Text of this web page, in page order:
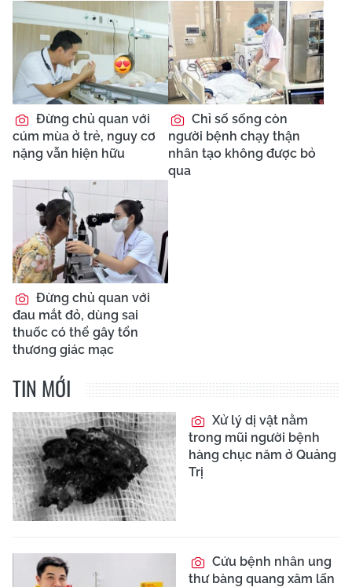
Đừng chủ quan với
cúm mùa ở trẻ, nguy cơ
nặng vẫn hiện hữu
Chỉ số sống còn
người bệnh chạy thận
nhân tạo không được bỏ
qua
Đừng chủ quan với
đau mắt đỏ, dùng sai
thuốc có thể gây tổn
thương giác mạc
TIN MỚI
Xử lý dị vật nằm
trong mũi người bệnh
hàng chục năm ở Quảng
Trị
Cứu bệnh nhân ung
thư bàng quang xâm lấn